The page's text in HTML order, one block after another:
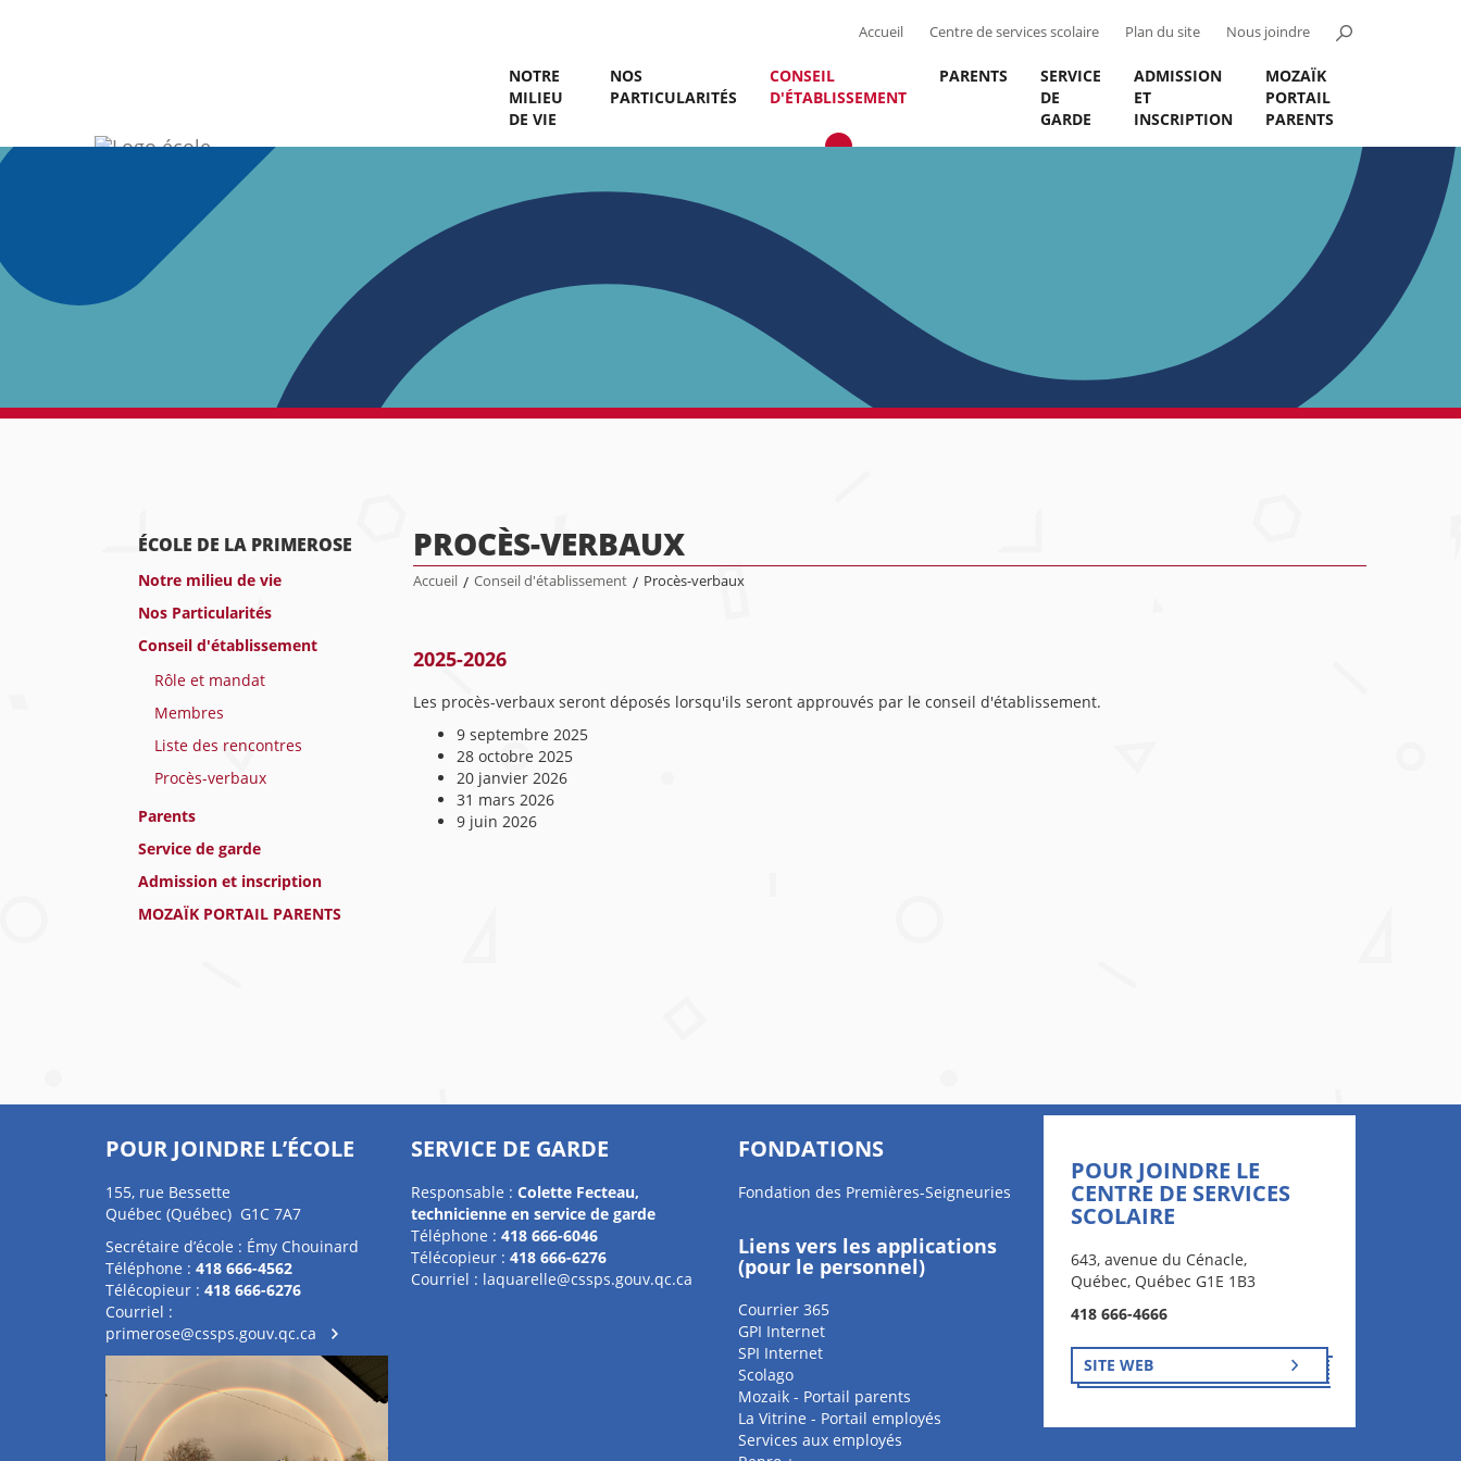
Accueil Centre de services scolaire Plan du site Nous joindre
NOTRE
MILIEU
DE VIE
NOS
PARTICULARITÉS
CONSEIL
D'ÉTABLISSEMENT
PARENTS
SERVICE
DE
GARDE
ADMISSION
ET
INSCRIPTION
MOZAÏK
PORTAIL
PARENTS
ÉCOLE DE LA PRIMEROSE
Notre milieu de vie
Nos Particularités
Conseil d'établissement
Rôle et mandat
Membres
Liste des rencontres
Procès-verbaux
Parents
Service de garde
Admission et inscription
MOZAÏK PORTAIL PARENTS
PROCÈS-VERBAUX
Accueil / Conseil d'établissement / Procès-verbaux
2025-2026
Les procès-verbaux seront déposés lorsqu'ils seront approuvés par le conseil d'établissement.
9 septembre 2025
28 octobre 2025
20 janvier 2026
31 mars 2026
9 juin 2026
POUR JOINDRE L’ÉCOLE
155, rue Bessette
Québec (Québec) G1C 7A7
Secrétaire d’école : Émy Chouinard
Téléphone : 418 666-4562
Télécopieur : 418 666-6276
Courriel :
primerose@cssps.gouv.qc.ca
SERVICE DE GARDE
Responsable : Colette Fecteau,
technicienne en service de garde
Téléphone : 418 666-6046
Télécopieur : 418 666-6276
Courriel : laquarelle@cssps.gouv.qc.ca
FONDATIONS
Fondation des Premières-Seigneuries
Liens vers les applications
(pour le personnel)
Courrier 365
GPI Internet
SPI Internet
Scolago
Mozaik - Portail parents
La Vitrine - Portail employés
Services aux employés
POUR JOINDRE LE
CENTRE DE SERVICES
SCOLAIRE
643, avenue du Cénacle,
Québec, Québec G1E 1B3
418 666-4666
SITE WEB